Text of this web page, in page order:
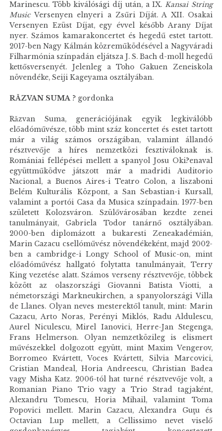
Marinescu. Több kiválósági díj után, a IX. Kansai String
MusicVersenyen elnyeri a Zsűri Díját. A XII. Osakai
Versenyen Ezüst Díjat, egy évvel később Arany Díjat
nyer. Számos kamarakoncertet és hegedű estet tartott.
2017-ben Nagy Kálmán közreműködésével a Nagyváradi
Filharmónia színpadán eljátsza J. S. Bach d-moll hegedű
kettősversenyét. Jelenleg a Toho Gakuen Zeneiskola
növendéke, Seiji Kageyama osztályában.
RĂZVAN SUMA ? gordonka
Răzvan Suma, generációjának egyik legkiválóbb
előadóművésze, több mint száz koncertet és estet tartott
már a világ számos országában, valamint állandó
résztvevője a híres nemzetközi fesztiváloknak is.
Romániai fellépései mellett a spanyol Josu Oki?enaval
együttműködve játszott már a madridi Auditorio
Nacional, a Buenos Aires-i Teatro Colon, a liszaboni
Belém Kulturális Központ, a San Sebastian-i Kursall,
valamint a portói Casa da Musica színpadain. 1977-ben
született Kolozsváron. Szülővárosában kezdte zenei
tanulmányait, Gabriela Todor tanárnő osztályában.
2000-ben diplomázott a bukaresti Zeneakadémián,
Marin Cazacu csellóművész növendékeként, majd 2002-
ben a cambridge-i Longy School of Music-on, mint
előadóművész hallgató folytatta tanulmányait, Terry
King vezetése alatt. Számos verseny résztvevője, többek
között az olaszországi Giovanni Batista Viotti, a
németországi Markneukirchen, a spanyolországi Villa
de Llanes. Olyan neves mesterektől tanult, mint: Marin
Cazacu, Arto Noras, Perényi Miklós, Radu Aldulescu,
Aurel Niculescu, Mirel Ianovici, Herre-Jan Stegenga,
Frans Helmerson. Olyan nemzetközileg is elismert
művészekkel dolgozott együtt, mint Maxim Vengerov,
Borromeo Kvártett, Voces Kvártett, Silvia Marcovici,
Cristian Mandeal, Horia Andreescu, Christian Badea
vagy Misha Katz. 2006-tól hat turné résztvevője volt, a
Romanian Piano Trio vagy a Trio Strad tagjaként,
Alexandru Tomescu, Horia Mihail, valamint Toma
Popovici mellett. Marin Cazacu, Alexandra Guţu és
Octavian Lup mellett, a Cellissimo nevet viselő